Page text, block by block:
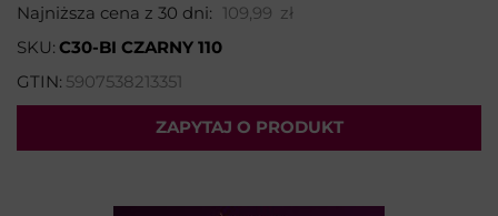
Najniższa cena z 30 dni:
109,99 zł
SKU: C30-BI CZARNY 110
GTIN: 5907538213351
ZAPYTAJ O PRODUKT
Wybierz temat: